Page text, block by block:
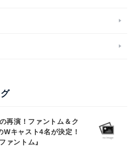
再演！ファントム＆ク
Wキャスト4名が決定！
ァントム』